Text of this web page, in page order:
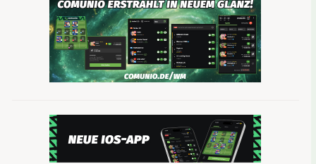
Die besten Mittelfeldspieler: Kimmich
Wer punktet besser: Sechser oder offensive
beantworten, denn insgesamt drei zentrale
Arnold und Jude Bellingham haben eine starke
die WM nominiert ist, lag jedenfalls nicht an
entgangen ist.
Hin und wieder gibt es User-Nachfragen dazu,
bekommen, ohne viele Tore zu schießen. Die